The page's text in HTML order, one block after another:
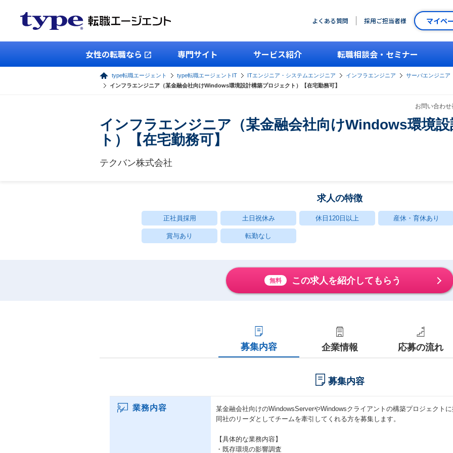
よくある質問 採用ご担当者様 マイペ
女性の転職なら 専門サイト サービス紹介 転職相談会・セミナー
type転職エージェント type転職エージェントIT ITエンジニア・システムエンジニア インフラエンジニア
サーバエンジニア
インフラエンジニア（某金融会社向けWindows環境設計構築プロジェクト）【在宅勤務可】
お問い合わ
インフラエンジニア（某金融会社向けWindows環境
ト）【在宅勤務可】
テクバン株式会社
求人の特徴
正社員採用 土日祝休み 休日120日以上 産休・育休あり
賞与あり 転勤なし
無料 この求人を紹介してもらう
募集内容 企業情報 応募の流れ
募集内容
業務内容
某金融会社向けのWindowsServerやWindowsクライアントの構築プロジェクトに
同社のリーダとしてチームを牽引してくれる方を募集します。
【具体的な業務内容】
・既存環境の影響調査